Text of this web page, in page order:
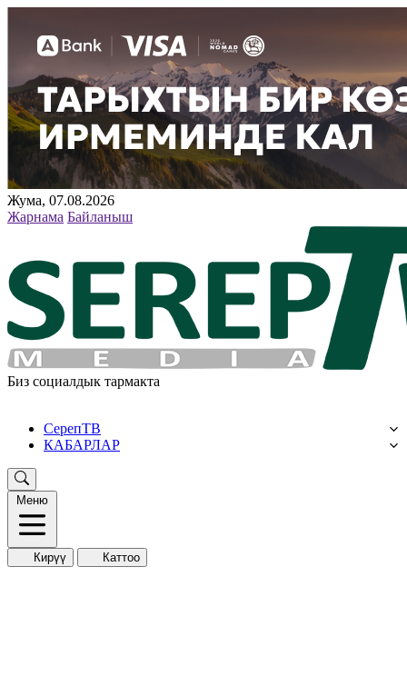
Жума, 07.08.2026
Жарнама Байланыш
Биз социалдык тармакта
СерепТВ
КАБАРЛАР
Меню
Кирүү Каттоо